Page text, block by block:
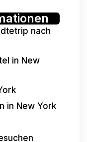
nach
in New
in New York